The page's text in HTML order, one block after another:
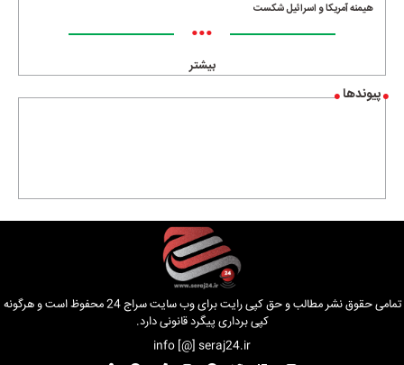
هیمنه آمریکا و اسرائیل شکست
•••
بیشتر
پیوندها
تمامی حقوق نشر مطالب و حق کپی رایت برای وب سایت سراج 24 محفوظ است و هرگونه
کپی برداری پیگرد قانونی دارد.
info [@] seraj24.ir